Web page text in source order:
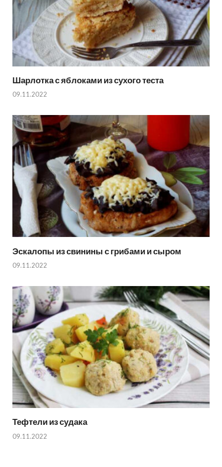
Шарлотка с яблоками из сухого теста
09.11.2022
Эскалопы из свинины с грибами и сыром
09.11.2022
Тефтели из судака
09.11.2022